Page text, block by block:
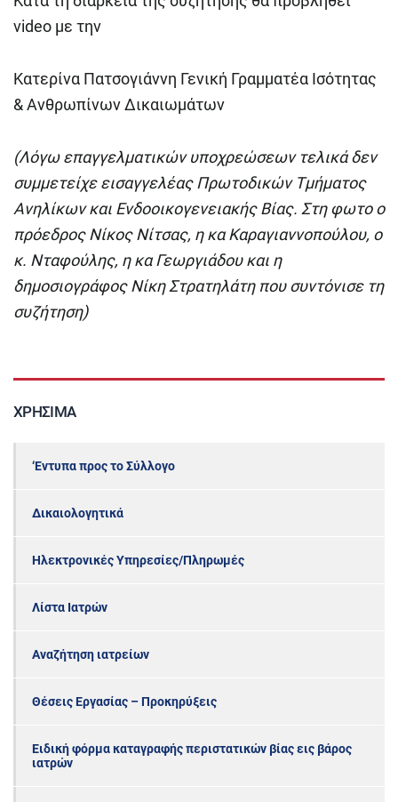
video με την
Κατερίνα Πατσογιάννη Γενική Γραμματέα Ισότητας
& Ανθρωπίνων Δικαιωμάτων
(Λόγω επαγγελματικών υποχρεώσεων τελικά δεν
συμμετείχε εισαγγελέας Πρωτοδικών Τμήματος
Ανηλίκων και Ενδοοικογενειακής Βίας. Στη φωτο ο
πρόεδρος Νίκος Νίτσας, η κα Καραγιαννοπούλου, ο
κ. Νταφούλης, η κα Γεωργιάδου και η
δημοσιογράφος Νίκη Στρατηλάτη που συντόνισε τη
συζήτηση)
ΧΡΉΣΙΜΑ
‘Εντυπα προς το Σύλλογο
Δικαιολογητικά
Ηλεκτρονικές Υπηρεσίες/Πληρωμές
Λίστα Ιατρών
Αναζήτηση ιατρείων
Θέσεις Εργασίας – Προκηρύξεις
Ειδική φόρμα καταγραφής περιστατικών βίας εις βάρος
ιατρών